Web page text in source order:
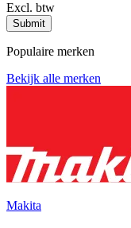
Excl. btw
Submit
Populaire merken
Bekijk alle merken
Makita